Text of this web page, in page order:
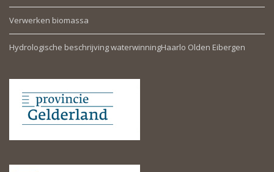
Verwerken biomassa
Hydrologische beschrijving waterwinningHaarlo Olden Eibergen